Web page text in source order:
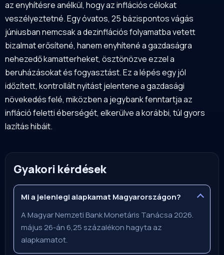
az enyhítésre anélkül, hogy az inflációs célokat
veszélyeztetné. Egy óvatos, 25 bázispontos vágás
júniusban nemcsak a dezinflációs folyamatba vetett
bizalmat erősítené, hanem enyhítené a gazdaságra
nehezedő kamatterheket, ösztönözve ezzel a
beruházásokat és fogyasztást. Ez a lépés egy jól
időzített, kontrollált nyitást jelentene a gazdasági
növekedés felé, miközben a jegybank fenntartja az
infláció feletti éberségét, elkerülve a korábbi, túl gyors
lazítás hibáit.
Gyakori kérdések
Mi a jelenlegi alapkamat Magyarországon?
A Magyar Nemzeti Bank Monetáris Tanácsa 2026.
május 26-án 6,25 százalékon hagyta az
alapkamatot.